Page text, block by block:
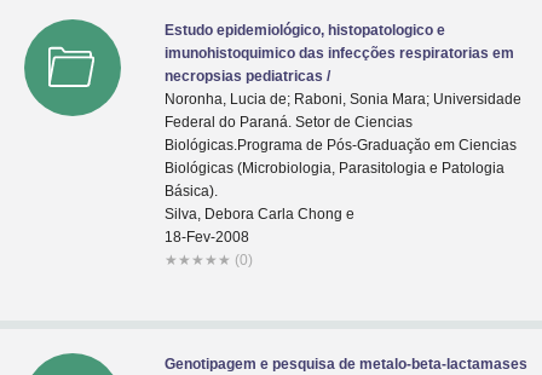
Estudo epidemiológico, histopatologico e
imunohistoquimico das infecções respiratorias em
necropsias pediatricas /
Noronha, Lucia de; Raboni, Sonia Mara; Universidade
Federal do Paraná. Setor de Ciencias
Biológicas.Programa de Pós-Graduaçăo em Ciencias
Biológicas (Microbiologia, Parasitologia e Patologia
Básica).
Silva, Debora Carla Chong e
18-Fev-2008
★ ★ ★ ★ ★ (0)
Genotipagem e pesquisa de metalo-beta-lactamases